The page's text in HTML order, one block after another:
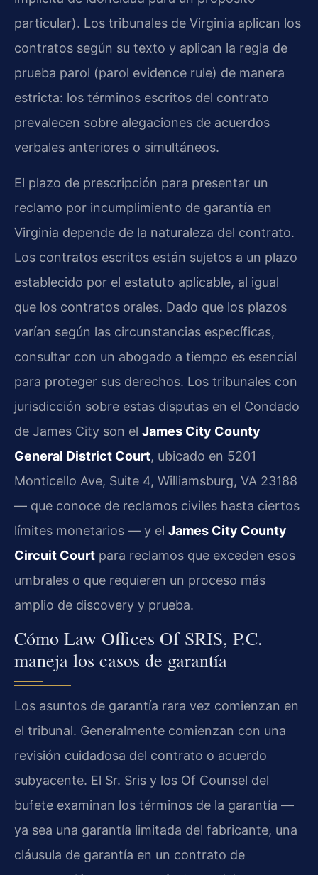
particular). Los tribunales de Virginia aplican los
contratos según su texto y aplican la regla de
prueba parol (parol evidence rule) de manera
estricta: los términos escritos del contrato
prevalecen sobre alegaciones de acuerdos
verbales anteriores o simultáneos.
El plazo de prescripción para presentar un
reclamo por incumplimiento de garantía en
Virginia depende de la naturaleza del contrato.
Los contratos escritos están sujetos a un plazo
establecido por el estatuto aplicable, al igual
que los contratos orales. Dado que los plazos
varían según las circunstancias específicas,
consultar con un abogado a tiempo es esencial
para proteger sus derechos. Los tribunales con
jurisdicción sobre estas disputas en el Condado
de James City son el James City County
General District Court, ubicado en 5201
Monticello Ave, Suite 4, Williamsburg, VA 23188
— que conoce de reclamos civiles hasta ciertos
límites monetarios — y el James City County
Circuit Court para reclamos que exceden esos
umbrales o que requieren un proceso más
amplio de discovery y prueba.
Cómo Law Offices Of SRIS, P.C.
maneja los casos de garantía
Los asuntos de garantía rara vez comienzan en
el tribunal. Generalmente comienzan con una
revisión cuidadosa del contrato o acuerdo
subyacente. El Sr. Sris y los Of Counsel del
bufete examinan los términos de la garantía —
ya sea una garantía limitada del fabricante, una
cláusula de garantía en un contrato de